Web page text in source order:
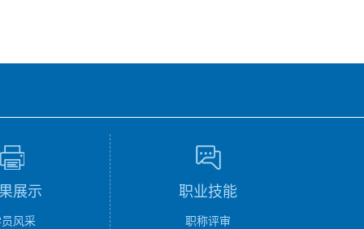
展示
风采
职业技能
职称评审